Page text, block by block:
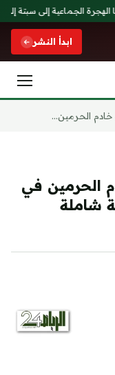
إلى سبتة إلى 14 قتيلاً
ابدأ النشر
الحرمين...
الحرمين في